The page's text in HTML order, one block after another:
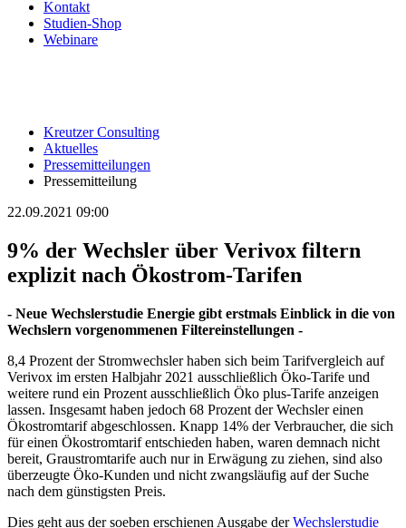
Kontakt
Studien-Shop
Webinare
Kreutzer Consulting
Aktuelles
Pressemitteilungen
Pressemitteilung
22.09.2021 09:00
9% der Wechsler über Verivox filtern
explizit nach Ökostrom-Tarifen
- Neue Wechslerstudie Energie gibt erstmals Einblick in die von
Wechslern vorgenommenen Filtereinstellungen -
8,4 Prozent der Stromwechsler haben sich beim Tarifvergleich auf
Verivox im ersten Halbjahr 2021 ausschließlich Öko-Tarife und
weitere rund ein Prozent ausschließlich Öko plus-Tarife anzeigen
lassen. Insgesamt haben jedoch 68 Prozent der Wechsler einen
Ökostromtarif abgeschlossen. Knapp 14% der Verbraucher, die sich
für einen Ökostromtarif entschieden haben, waren demnach nicht
bereit, Graustromtarife auch nur in Erwägung zu ziehen, sind also
überzeugte Öko-Kunden und nicht zwangsläufig auf der Suche
nach dem günstigsten Preis.
Dies geht aus der soeben erschienen Ausgabe derWechslerstudie